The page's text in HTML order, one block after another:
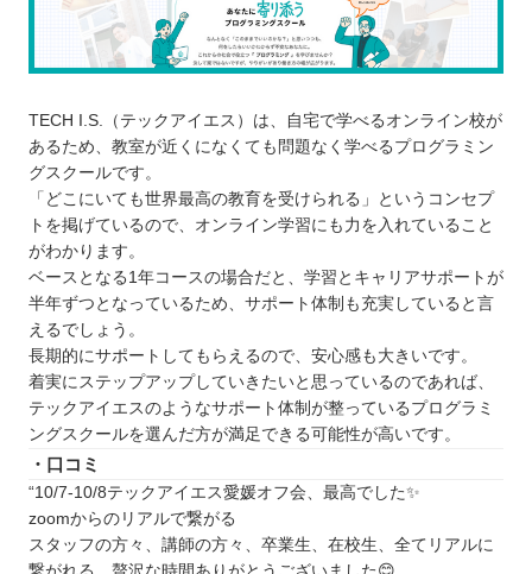
TECH I.S.（テックアイエス）は、自宅で学べるオンライン校が
あるため、教室が近くになくても問題なく学べるプログラミン
グスクールです。
「どこにいても世界最高の教育を受けられる」というコンセプ
トを掲げているので、オンライン学習にも力を入れていること
がわかります。
ベースとなる1年コースの場合だと、学習とキャリアサポートが
半年ずつとなっているため、サポート体制も充実していると言
えるでしょう。
長期的にサポートしてもらえるので、安心感も大きいです。
着実にステップアップしていきたいと思っているのであれば、
テックアイエスのようなサポート体制が整っているプログラミ
ングスクールを選んだ方が満足できる可能性が高いです。
・口コミ
“10/7-10/8テックアイエス愛媛オフ会、最高でした✨
zoomからのリアルで繋がる
スタッフの方々、講師の方々、卒業生、在校生、全てリアルに